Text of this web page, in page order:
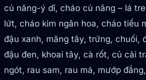
củ năng-ý dĩ, cháo củ năng – lá
lứt, cháo kim ngân hoa, cháo tiểu
đậu xanh, măng tây, trứng, chuối,
đậu đen, khoai tây, cà rốt, củ cải
ngót, rau sam, rau má, mướp